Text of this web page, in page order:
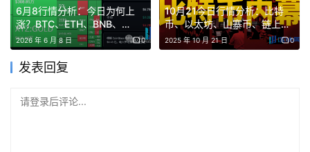
回看2020年3月12，整个市场出现了大级别的黑天鹅，整
个山寨市场的跌幅高达80%以上，连续两天，正好赶上怡
情，估计当时场内很多人是绝望的。但你看后来，哪个币子
不是创新高，所以这不是结束，因为每一次的暴跌都是大级
因为当市场99%的人都不敢操作的时候，当市场面临重大洗
6月8行情分析：今日为何上
涨？BTC、ETH、BNB、
SOL、ALLO、ATM、
BANK、HOME、OPN山寨币
操作建议！
2026 年 6 月 8 日 0
10月21今日行情分析：比特
币、以太坊、山寨币、链上土
狗策略！
2025 年 10 月 21 日 0
发表回复
请登录后评论...